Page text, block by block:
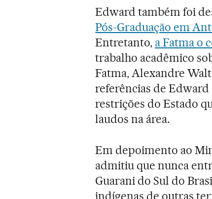
Edward também foi
Pós-Graduação em
Entretanto, a Fatma o
trabalho acadêmico
Fatma, Alexandre
referências de Edward
restrições do Estado
laudos na área.
Em depoimento ao
admitiu que nunca
Guarani do Sul do
indígenas de outras